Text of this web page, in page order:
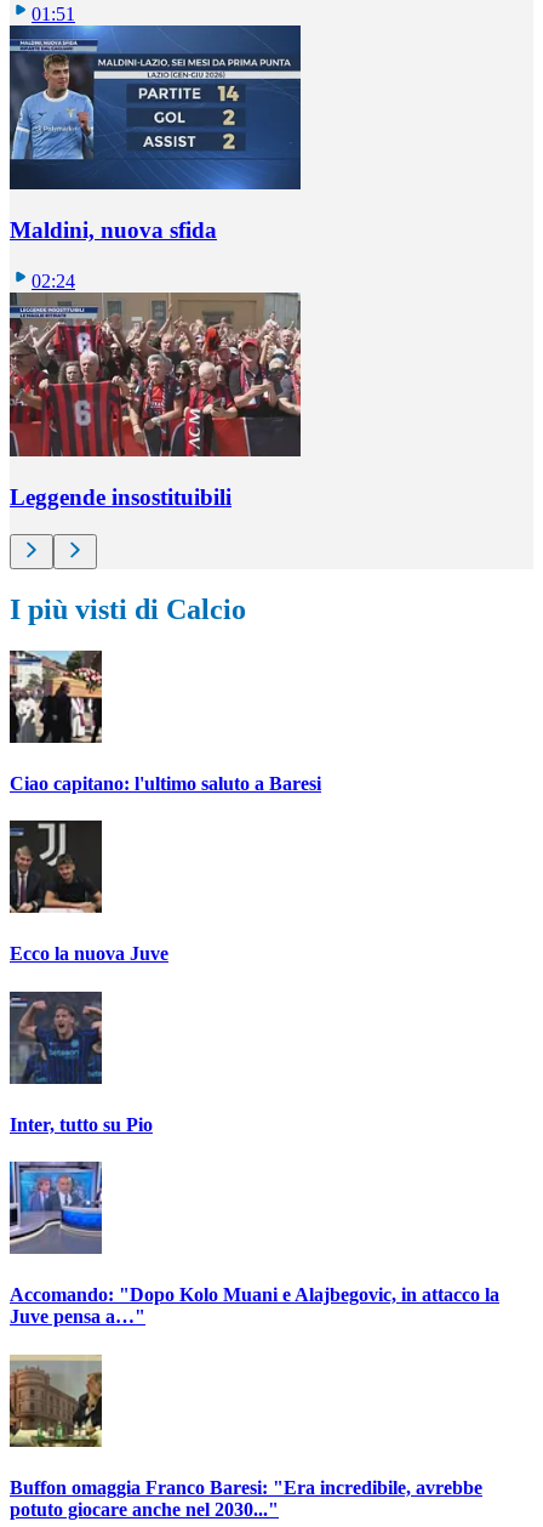
01:51
Maldini, nuova sfida
02:24
Leggende insostituibili
I più visti di Calcio
Ciao capitano: l'ultimo saluto a Baresi
Ecco la nuova Juve
Inter, tutto su Pio
Accomando: "Dopo Kolo Muani e Alajbegovic, in attacco la
Juve pensa a…"
Buffon omaggia Franco Baresi: "Era incredibile, avrebbe
potuto giocare anche nel 2030..."